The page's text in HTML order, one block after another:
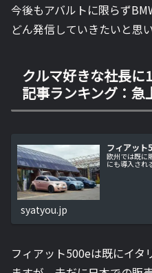
今後もアバルトに限らず
どん発信していきたいと思い
クルマ好きな社長
記事ランキング：急
フィアット
欧州では既に
にも導入され
syatyou.jp
フィアット500eは既にイタ